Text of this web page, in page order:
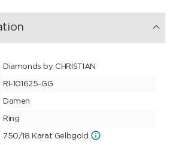
Diamonds by CHRISTIAN
RI-101625-GG
Damen
Ring
750/18 Karat Gelbgold